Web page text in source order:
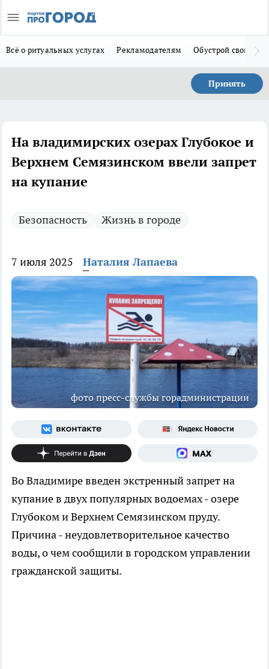
Всё о ритуальных услугах Рекламодателям Обустрой свой дом
Принять
На владимирских озерах Глубокое и
Верхнем Семязинском ввели запрет
на купание
Безопасность Жизнь в городе
7 июля 2025 Наталия Лапаева
фото пресс-службы горадминистрации
Во Владимире введен экстренный запрет на
купание в двух популярных водоемах - озере
Глубоком и Верхнем Семязинском пруду.
Причина - неудовлетворительное качество
воды, о чем сообщили в городском управлении
гражданской защиты.